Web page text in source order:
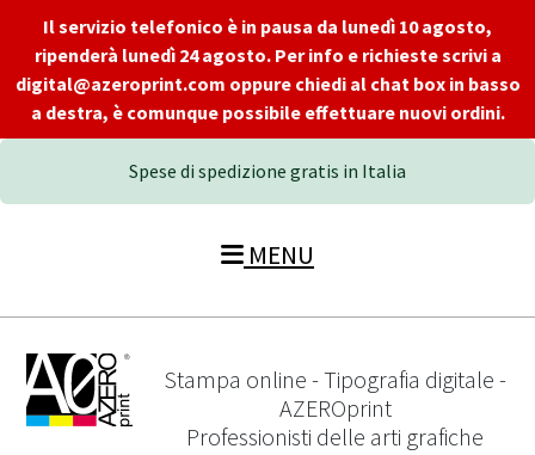
Il servizio telefonico è in pausa da lunedì 10 agosto,
ripenderà lunedì 24 agosto. Per info e richieste scrivi a
digital@azeroprint.com oppure chiedi al chat box in basso
a destra, è comunque possibile effettuare nuovi ordini.
Spese di spedizione gratis in Italia
MENU
Stampa online - Tipografia digitale -
AZEROprint
Professionisti delle arti grafiche